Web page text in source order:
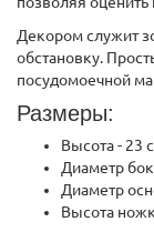
Декором служит
обстановку.
посудомоечной
Размеры:
Высота - 23
Диаметр
Диаметр
Высота